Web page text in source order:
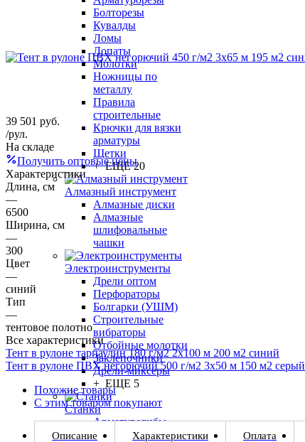
Болторезы
Кувалды
Ломы
Лопаты
Молотки
Ножницы по
металлу
Правила
строительные
Крючки для вязки
арматуры
Щетки
+ ЕЩЕ 20
Алмазный инструмент
Алмазные диски
Алмазные
шлифовальные
чашки
Электроинструменты
Дрели оптом
Перфораторы
Болгарки (УШМ)
Строительные
вибраторы
Отбойные молотки
Заклепочники
Дрели-миксеры
+ ЕЩЕ 5
Станки
Арматурогибы
электрические
39 501 руб.
/рул.
На складе
Получить оптовые цены
Характеристики
Длина, см
—
6500
Ширина, см
—
300
Цвет
—
синий
Тип
—
тентовое полотно
Все характеристики
Тент в рулоне тарпаулин 180 г/м2 2х100 м 200 м2 синий
Тент в рулоне ПВХ негорючий 500 г/м2 3х50 м 150 м2 серый
Похожие товары
С этим товаром покупают
Описание Характеристики Оплата